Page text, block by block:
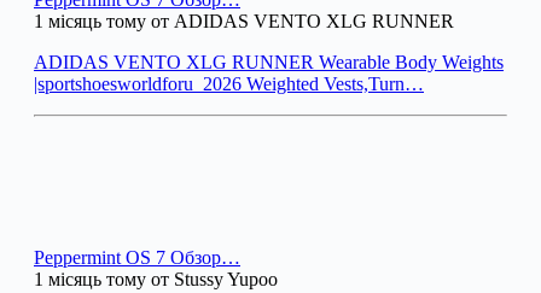
1 місяць тому от ADIDAS VENTO XLG RUNNER
ADIDAS VENTO XLG RUNNER Wearable Body Weights
|sportshoesworldforu_2026 Weighted Vests,Turn…
Peppermint OS 7 Обзор…
1 місяць тому от Stussy Yupoo